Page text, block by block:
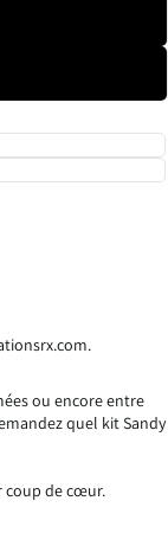
ou encore entre
quel kit Sandy
coup de cœur.